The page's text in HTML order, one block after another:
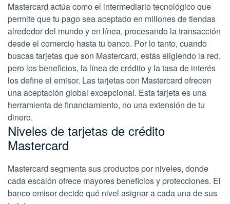
Mastercard actúa como el intermediario tecnológico que
permite que tu pago sea aceptado en millones de tiendas
alrededor del mundo y en línea, procesando la transacción
desde el comercio hasta tu banco. Por lo tanto, cuando
buscas tarjetas que son Mastercard, estás eligiendo la red,
pero los beneficios, la línea de crédito y la tasa de interés
los define el emisor. Las tarjetas con Mastercard ofrecen
una aceptación global excepcional. Esta tarjeta es una
herramienta de financiamiento, no una extensión de tu
dinero.
Niveles de tarjetas de crédito
Mastercard
Mastercard segmenta sus productos por niveles, donde
cada escalón ofrece mayores beneficios y protecciones. El
banco emisor decide qué nivel asignar a cada una de sus